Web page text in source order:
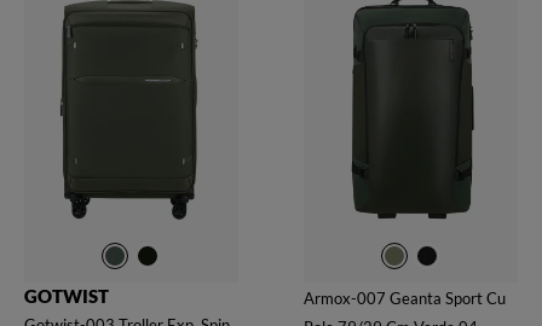
GOTWIST
Armox-007 Geanta Sport Cu